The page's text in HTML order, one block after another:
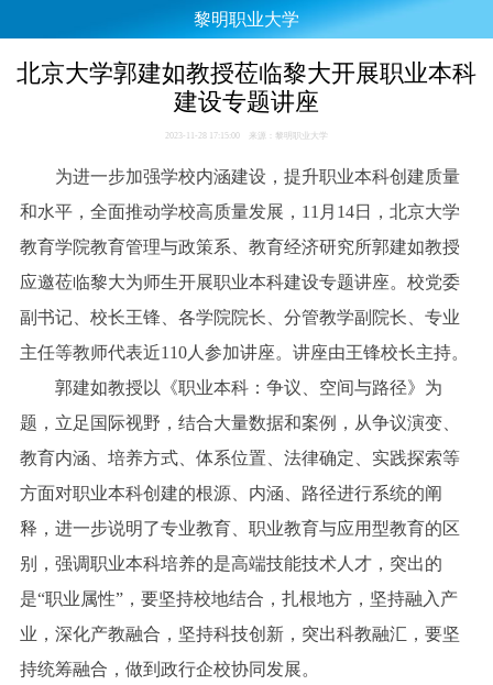
黎明职业大学
北京大学郭建如教授莅临黎大开展职业本科
建设专题讲座
2023-11-28 17:15:00 来源：黎明职业大学
为进一步加强学校内涵建设，提升职业本科创建质量
和水平，全面推动学校高质量发展，11月14日，北京大学
教育学院教育管理与政策系、教育经济研究所郭建如教授
应邀莅临黎大为师生开展职业本科建设专题讲座。校党委
副书记、校长王锋、各学院院长、分管教学副院长、专业
主任等教师代表近110人参加讲座。讲座由王锋校长主持。
郭建如教授以《职业本科：争议、空间与路径》为
题，立足国际视野，结合大量数据和案例，从争议演变、
教育内涵、培养方式、体系位置、法律确定、实践探索等
方面对职业本科创建的根源、内涵、路径进行系统的阐
释，进一步说明了专业教育、职业教育与应用型教育的区
别，强调职业本科培养的是高端技能技术人才，突出的
是“职业属性”，要坚持校地结合，扎根地方，坚持融入产
业，深化产教融合，坚持科技创新，突出科教融汇，要坚
持统筹融合，做到政行企校协同发展。